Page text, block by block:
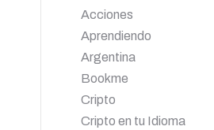
Acciones
Aprendiendo
Argentina
Bookme
Cripto
Cripto en tu Idioma